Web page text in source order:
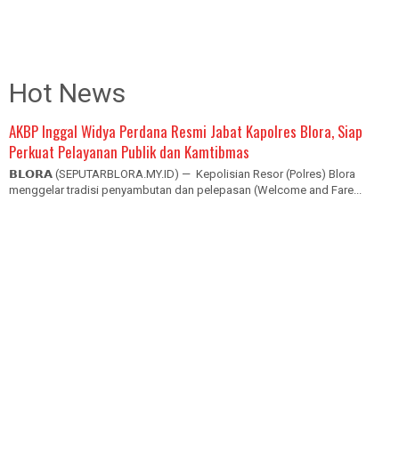
Hot News
AKBP Inggal Widya Perdana Resmi Jabat Kapolres Blora, Siap
Perkuat Pelayanan Publik dan Kamtibmas
𝗕𝗟𝗢𝗥𝗔 (SEPUTARBLORA.MY.ID) — Kepolisian Resor (Polres) Blora
menggelar tradisi penyambutan dan pelepasan (Welcome and Fare...